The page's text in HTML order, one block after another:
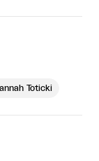
Toticki